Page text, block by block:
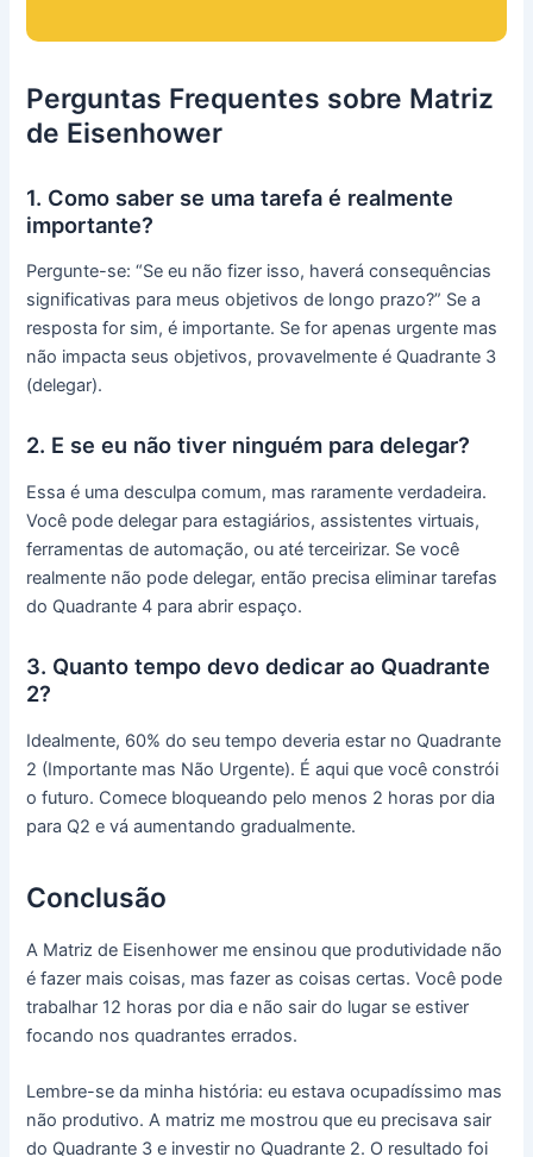
Perguntas Frequentes sobre Matriz
de Eisenhower
1. Como saber se uma tarefa é realmente
importante?
Pergunte-se: “Se eu não fizer isso, haverá consequências
significativas para meus objetivos de longo prazo?” Se a
resposta for sim, é importante. Se for apenas urgente mas
não impacta seus objetivos, provavelmente é Quadrante 3
(delegar).
2. E se eu não tiver ninguém para delegar?
Essa é uma desculpa comum, mas raramente verdadeira.
Você pode delegar para estagiários, assistentes virtuais,
ferramentas de automação, ou até terceirizar. Se você
realmente não pode delegar, então precisa eliminar tarefas
do Quadrante 4 para abrir espaço.
3. Quanto tempo devo dedicar ao Quadrante
2?
Idealmente, 60% do seu tempo deveria estar no Quadrante
2 (Importante mas Não Urgente). É aqui que você constrói
o futuro. Comece bloqueando pelo menos 2 horas por dia
para Q2 e vá aumentando gradualmente.
Conclusão
A Matriz de Eisenhower me ensinou que produtividade não
é fazer mais coisas, mas fazer as coisas certas. Você pode
trabalhar 12 horas por dia e não sair do lugar se estiver
focando nos quadrantes errados.
Lembre-se da minha história: eu estava ocupadíssimo mas
não produtivo. A matriz me mostrou que eu precisava sair
do Quadrante 3 e investir no Quadrante 2. O resultado foi